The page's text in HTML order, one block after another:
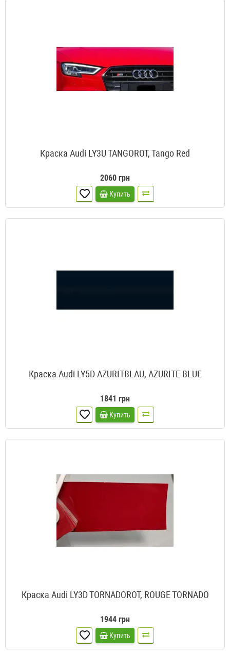
Краска Audi LY3U TANGOROT, Tango Red
2060 грн
Купить
Краска Audi LY5D AZURITBLAU, AZURITE BLUE
1841 грн
Купить
Краска Audi LY3D TORNADOROT, ROUGE TORNADO
1944 грн
Купить